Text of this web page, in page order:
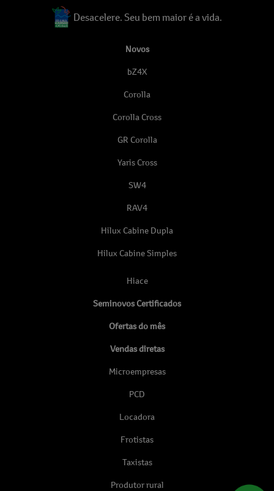
Desacelere. Seu bem maior é a vida.
Novos
bZ4X
Corolla
Corolla Cross
GR Corolla
Yaris Cross
SW4
RAV4
Hilux Cabine Dupla
Hilux Cabine Simples
Hiace
Seminovos Certificados
Ofertas do mês
Vendas diretas
Microempresas
PCD
Locadora
Frotistas
Taxistas
Produtor rural